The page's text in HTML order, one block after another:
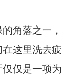
角落之一，
这里洗去疲
仅是一项为